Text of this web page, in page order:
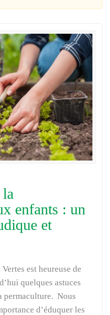
enfants : un
et
est heureuse de
quelques astuces
permaculture. Nous
d’éduquer les